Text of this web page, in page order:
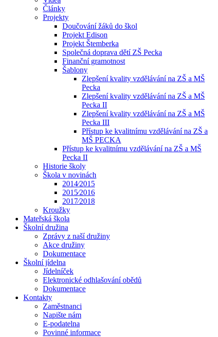
Články
Projekty
Doučování žáků do škol
Projekt Edison
Projekt Štemberka
Společná doprava dětí ZŠ Pecka
Finanční gramotnost
Šablony
Zlepšení kvality vzdělávání na ZŠ a MŠ
Pecka
Zlepšení kvality vzdělávání na ZŠ a MŠ
Pecka II
Zlepšení kvality vzdělávání na ZŠ a MŠ
Pecka III
Přístup ke kvalitnímu vzdělávání na ZŠ a
MŠ PECKA
Přístup ke kvalitnímu vzdělávání na ZŠ a MŠ
Pecka II
Historie školy
Škola v novinách
2014⁄2015
2015⁄2016
2017⁄2018
Kroužky
Mateřská škola
Školní družina
Zprávy z naší družiny
Akce družiny
Dokumentace
Školní jídelna
Jídelníček
Elektronické odhlašování obědů
Dokumentace
Kontakty
Zaměstnanci
Napište nám
E-podatelna
Povinné informace